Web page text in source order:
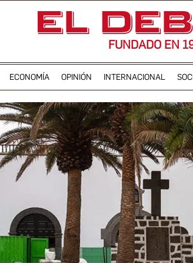
FUNDADO EN
ECONOMÍA OPINIÓN INTERNACIONAL